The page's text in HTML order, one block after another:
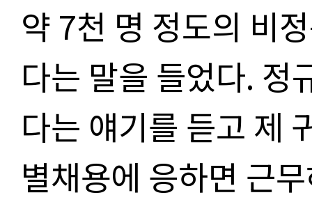
약 7천 명 정도의 비
다는 말을 들었다.
다는 얘기를 듣고 제
별채용에 응하면 근